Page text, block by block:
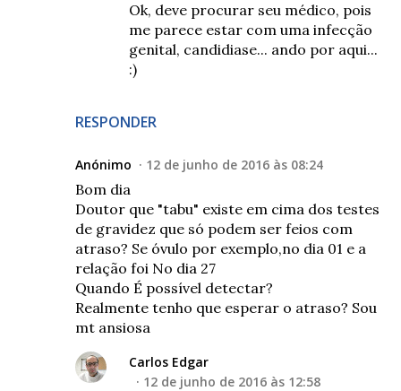
RESPONDER
Ok, deve procurar seu médico, pois
me parece estar com uma infecção
genital, candidiase... ando por aqui...
:)
Anónimo 12 de junho de 2016 às 08:24
Bom dia
Doutor que "tabu" existe em cima dos testes
de gravidez que só podem ser feios com
atraso? Se óvulo por exemplo,no dia 01 e a
relação foi No dia 27
Quando É possível detectar?
Realmente tenho que esperar o atraso? Sou
mt ansiosa
Carlos Edgar
12 de junho de 2016 às 12:58